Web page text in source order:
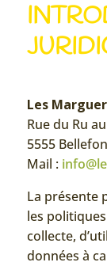
Les
Rue du Ru
5555
Mail :
La présente
les
collecte,
données à